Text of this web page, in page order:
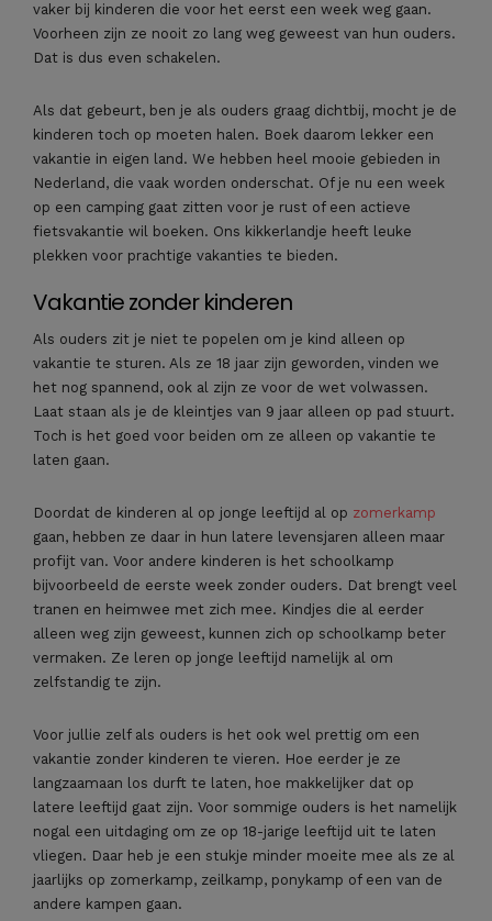
vaker bij kinderen die voor het eerst een week weg gaan.
Voorheen zijn ze nooit zo lang weg geweest van hun ouders.
Dat is dus even schakelen.
Als dat gebeurt, ben je als ouders graag dichtbij, mocht je de
kinderen toch op moeten halen. Boek daarom lekker een
vakantie in eigen land. We hebben heel mooie gebieden in
Nederland, die vaak worden onderschat. Of je nu een week
op een camping gaat zitten voor je rust of een actieve
fietsvakantie wil boeken. Ons kikkerlandje heeft leuke
plekken voor prachtige vakanties te bieden.
Vakantie zonder kinderen
Als ouders zit je niet te popelen om je kind alleen op
vakantie te sturen. Als ze 18 jaar zijn geworden, vinden we
het nog spannend, ook al zijn ze voor de wet volwassen.
Laat staan als je de kleintjes van 9 jaar alleen op pad stuurt.
Toch is het goed voor beiden om ze alleen op vakantie te
laten gaan.
Doordat de kinderen al op jonge leeftijd al op zomerkamp
gaan, hebben ze daar in hun latere levensjaren alleen maar
profijt van. Voor andere kinderen is het schoolkamp
bijvoorbeeld de eerste week zonder ouders. Dat brengt veel
tranen en heimwee met zich mee. Kindjes die al eerder
alleen weg zijn geweest, kunnen zich op schoolkamp beter
vermaken. Ze leren op jonge leeftijd namelijk al om
zelfstandig te zijn.
Voor jullie zelf als ouders is het ook wel prettig om een
vakantie zonder kinderen te vieren. Hoe eerder je ze
langzaamaan los durft te laten, hoe makkelijker dat op
latere leeftijd gaat zijn. Voor sommige ouders is het namelijk
nogal een uitdaging om ze op 18-jarige leeftijd uit te laten
vliegen. Daar heb je een stukje minder moeite mee als ze al
jaarlijks op zomerkamp, zeilkamp, ponykamp of een van de
andere kampen gaan.